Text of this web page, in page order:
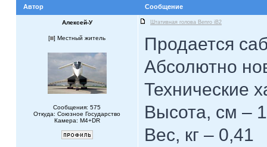
Автор Сообщение
Алексей-У Штативная голова Benro iB2
[ ] Местный житель
Сообщения: 575
Откуда: Союзное Государство
Камера: M4+DR
Продается
Абсолютно
Технические
Высота, см –
Вес, кг – 0,41